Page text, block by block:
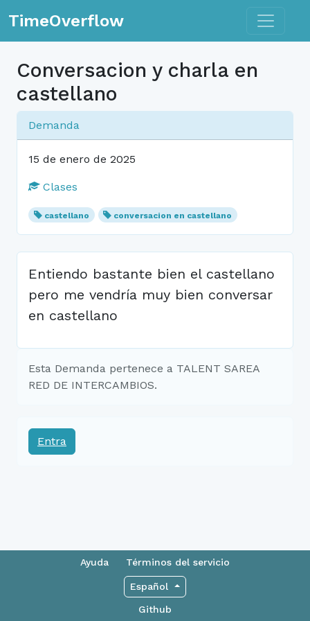
TimeOverflow Toggle
Conversacion y charla en
castellano
Demanda
15 de enero de 2025
Clases
castellano conversacion en castellano
Entiendo bastante bien el castellano
pero me vendría muy bien conversar
en castellano
Esta Demanda pertenece a TALENT SAREA
RED DE INTERCAMBIOS.
Entra
Ayuda Términos del servicio
Español
Github